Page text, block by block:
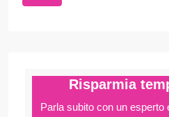
Risparmia
Parla subito con un esperto